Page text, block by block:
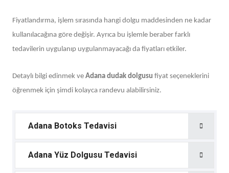
Fiyatlandırma, işlem sırasında hangi dolgu maddesinden ne kadar
kullanılacağına göre değişir. Ayrıca bu işlemle beraber farklı
tedavilerin uygulanıp uygulanmayacağı da fiyatları etkiler.
Detaylı bilgi edinmek ve Adana dudak dolgusu fiyat seçeneklerini
öğrenmek için şimdi kolayca randevu alabilirsiniz.
Adana Botoks Tedavisi
Adana Yüz Dolgusu Tedavisi